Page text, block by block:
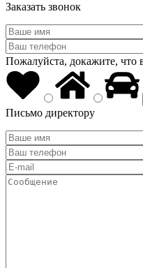
Заказать звонок
Пожалуйста, докажите, что
Письмо директору